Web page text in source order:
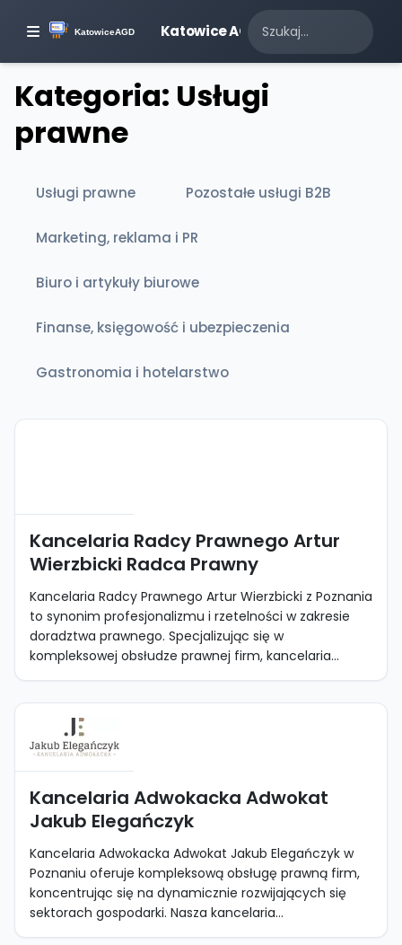
Katowice AGD
Kategoria: Usługi
prawne
Usługi prawne Pozostałe usługi B2B
Marketing, reklama i PR
Biuro i artykuły biurowe
Finanse, księgowość i ubezpieczenia
Gastronomia i hotelarstwo
Kancelaria Radcy Prawnego Artur
Wierzbicki Radca Prawny
Kancelaria Radcy Prawnego Artur Wierzbicki z Poznania
to synonim profesjonalizmu i rzetelności w zakresie
doradztwa prawnego. Specjalizując się w
kompleksowej obsłudze prawnej firm, kancelaria...
Kancelaria Adwokacka Adwokat
Jakub Elegańczyk
Kancelaria Adwokacka Adwokat Jakub Elegańczyk w
Poznaniu oferuje kompleksową obsługę prawną firm,
koncentrując się na dynamicznie rozwijających się
sektorach gospodarki. Nasza kancelaria...